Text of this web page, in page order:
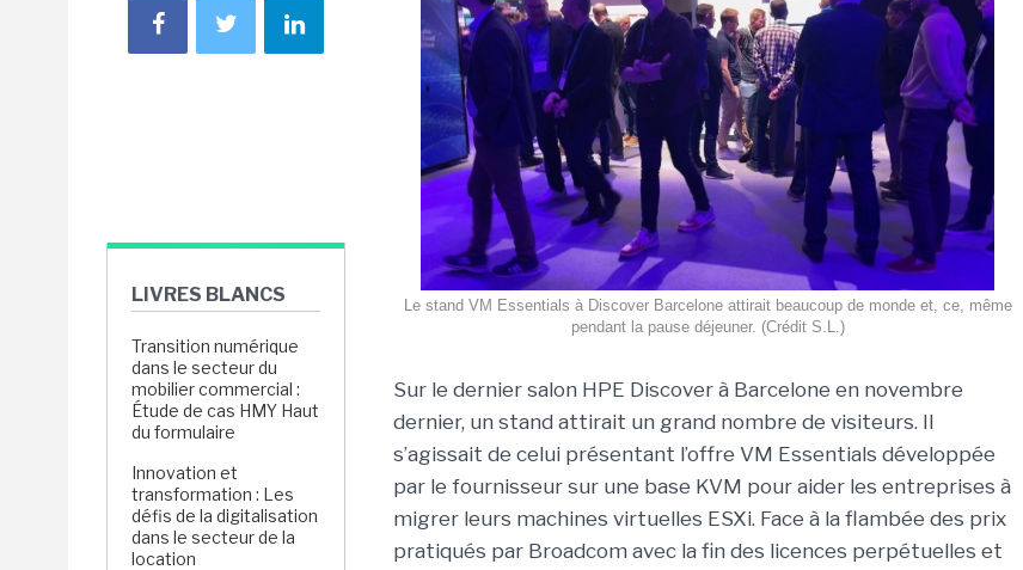
LIVRES BLANCS
Transition numérique
dans le secteur du
mobilier commercial :
Étude de cas HMY Haut
du formulaire
Innovation et
transformation : Les
défis de la digitalisation
dans le secteur de la
location
Le stand VM Essentials à Discover Barcelone attirait beaucoup de monde et, ce, même
pendant la pause déjeuner. (Crédit S.L.)
Sur le dernier salon HPE Discover à Barcelone en novembre
dernier, un stand attirait un grand nombre de visiteurs. Il
s’agissait de celui présentant l’offre VM Essentials développée
par le fournisseur sur une base KVM pour aider les entreprises à
migrer leurs machines virtuelles ESXi. Face à la flambée des prix
pratiqués par Broadcom avec la fin des licences perpétuelles et